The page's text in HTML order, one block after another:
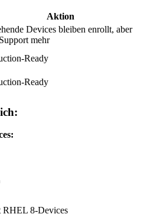
Aktion
Devices bleiben enrollt, aber
mehr
Ready
Ready
RHEL 8-Devices